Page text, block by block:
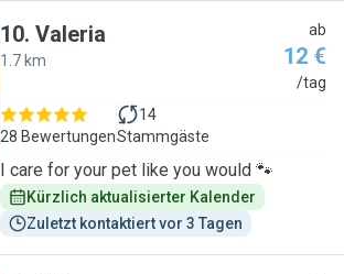
10. Valeria
1.7 km
ab
12 €
/tag
28 Bewertungen
14
Stammgäste
I care for your pet like you would 🐾
Kürzlich aktualisierter Kalender
Zuletzt kontaktiert vor 3 Tagen